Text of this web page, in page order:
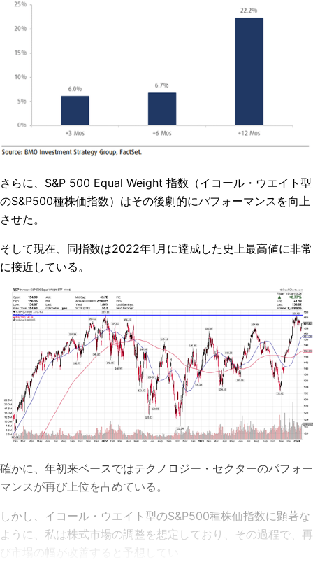
さらに、S&P 500 Equal Weight 指数（イコール・ウエイト型
のS&P500種株価指数）はその後劇的にパフォーマンスを向上
させた。
そして現在、同指数は2022年1月に達成した史上最高値に非常
に接近している。
確かに、年初来ベースではテクノロジー・セクターのパフォー
マンスが再び上位を占めている。
しかし、イコール・ウエイト型のS&P500種株価指数に顕著な
ように、私は株式市場の調整を想定しており、その過程で、再
び市場の幅が改善すると予想してい